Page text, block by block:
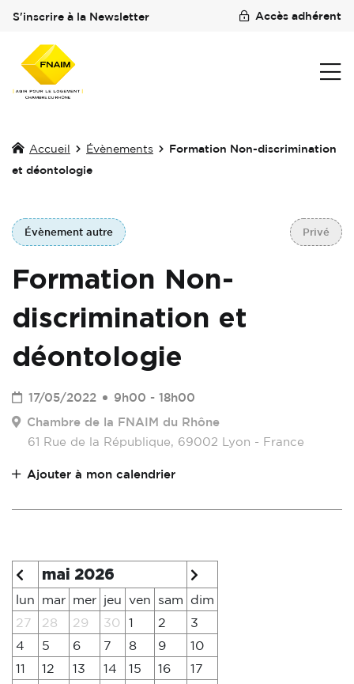
S'inscrire à la Newsletter Accès adhérent
Accueil Évènements
Formation Non-discrimination
et déontologie
Évènement autre Privé
Formation Non-
discrimination et
déontologie
17/05/2022
9h00 - 18h00
Chambre de la FNAIM du Rhône
61 Rue de la République, 69002 Lyon - France
Ajouter à mon calendrier
mai 2026
lun mar mer jeu ven sam
dim
27
28 29 30 1 2
3
4
5 6 7 8 9
10
11
12 13 14 15 16
17